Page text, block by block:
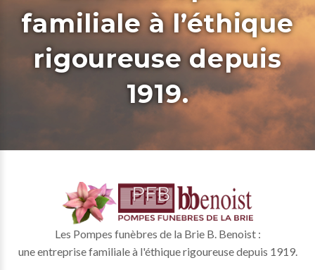
familiale à l’éthique
rigoureuse depuis
1919.
Les Pompes funèbres de la Brie B. Benoist :
une entreprise familiale à l'éthique rigoureuse depuis 1919.